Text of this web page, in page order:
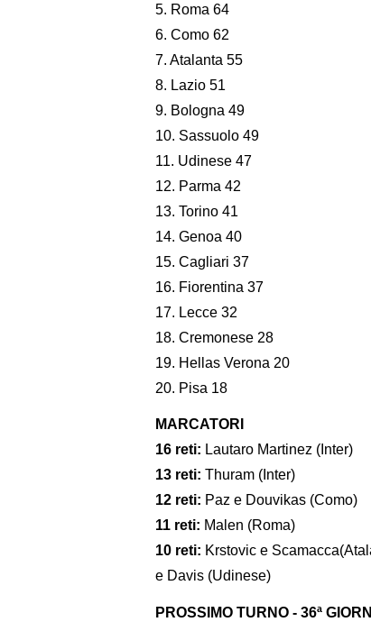
5. Roma 64
6. Como 62
7. Atalanta 55
8. Lazio 51
9. Bologna 49
10. Sassuolo 49
11. Udinese 47
12. Parma 42
13. Torino 41
14. Genoa 40
15. Cagliari 37
16. Fiorentina 37
17. Lecce 32
18. Cremonese 28
19. Hellas Verona 20
20. Pisa 18
MARCATORI
16 reti: Lautaro Martinez (Inter)
13 reti: Thuram (Inter)
12 reti: Paz e Douvikas (Como)
11 reti: Malen (Roma)
10 reti: Krstovic e
e Davis (Udinese)
PROSSIMO TURNO - 36ª